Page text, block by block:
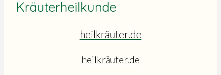
Kräuterheilkunde
heilkräuter.de
heilkräuter.de